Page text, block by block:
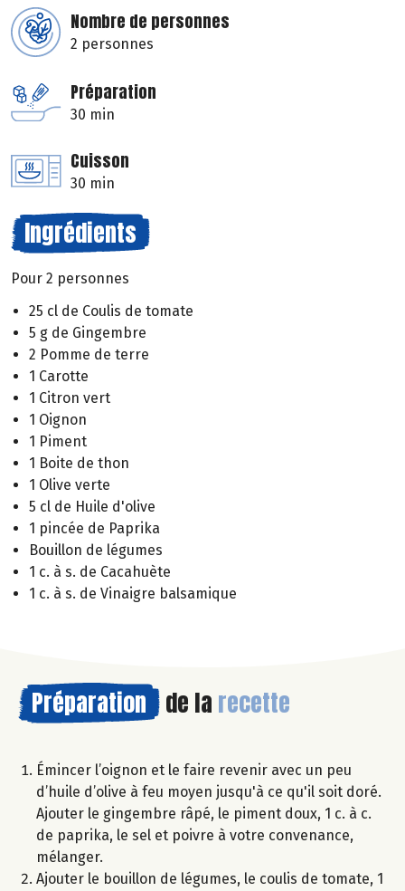
Nombre de personnes
2 personnes
Préparation
30 min
Cuisson
30 min
Ingrédients
Pour 2 personnes
25 cl de Coulis de tomate
5 g de Gingembre
2 Pomme de terre
1 Carotte
1 Citron vert
1 Oignon
1 Piment
1 Boite de thon
1 Olive verte
5 cl de Huile d'olive
1 pincée de Paprika
Bouillon de légumes
1 c. à s. de Cacahuète
1 c. à s. de Vinaigre balsamique
Préparation de la recette
Émincer l’oignon et le faire revenir avec un peu
d’huile d’olive à feu moyen jusqu'à ce qu'il soit doré.
Ajouter le gingembre râpé, le piment doux, 1 c. à c.
de paprika, le sel et poivre à votre convenance,
mélanger.
Ajouter le bouillon de légumes, le coulis de tomate, 1